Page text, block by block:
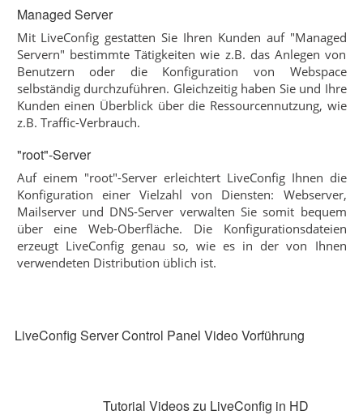
Managed Server
Mit LiveConfig gestatten Sie Ihren Kunden auf "Managed
Servern" bestimmte Tätigkeiten wie z.B. das Anlegen von
Benutzern oder die Konfiguration von Webspace
selbständig durchzuführen. Gleichzeitig haben Sie und Ihre
Kunden einen Überblick über die Ressourcennutzung, wie
z.B. Traffic-Verbrauch.
"root"-Server
Auf einem "root"-Server erleichtert LiveConfig Ihnen die
Konfiguration einer Vielzahl von Diensten: Webserver,
Mailserver und DNS-Server verwalten Sie somit bequem
über eine Web-Oberfläche. Die Konfigurationsdateien
erzeugt LiveConfig genau so, wie es in der von Ihnen
verwendeten Distribution üblich ist.
LiveConfig Server Control Panel Video Vorführung
Tutorial Videos zu LiveConfig in HD